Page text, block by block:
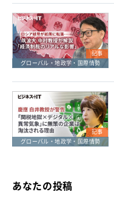
記事
グローバル・地政学・国際情勢
記事
グローバル・地政学・国際情勢
あなたの投稿